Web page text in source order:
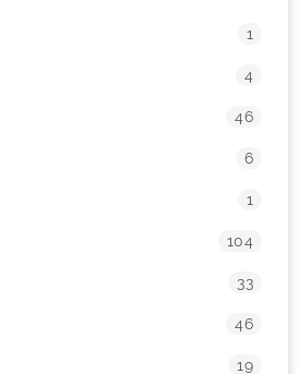
1
4
46
6
1
104
33
46
19